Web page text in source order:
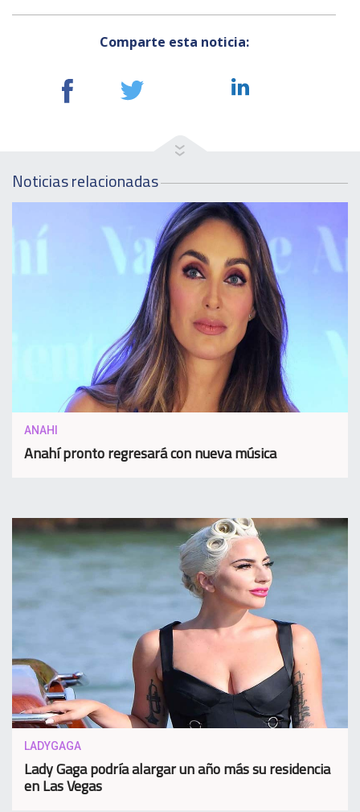
Comparte esta noticia:
Noticias relacionadas
ANAHI
Anahí pronto regresará con nueva música
LADYGAGA
Lady Gaga podría alargar un año más su residencia
en Las Vegas